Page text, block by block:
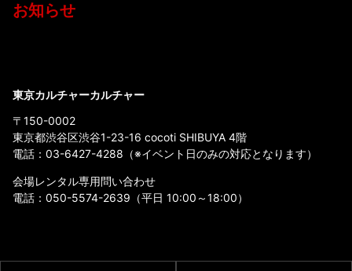
お知らせ
東京カルチャーカルチャー
〒150-0002
東京都渋谷区渋谷1-23-16 cocoti SHIBUYA 4階
電話： 03-6427-4288 （※イベント日のみの対応となります）
会場レンタル専用問い合わせ
電話： 050-5574-2639 （平日 10:00～18:00）